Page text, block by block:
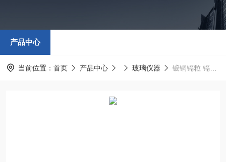
产品中心
当前位置： 首页 产品中心 玻璃仪器 镀铜镉粒 镉柱还原装置 0.3-0.8mm